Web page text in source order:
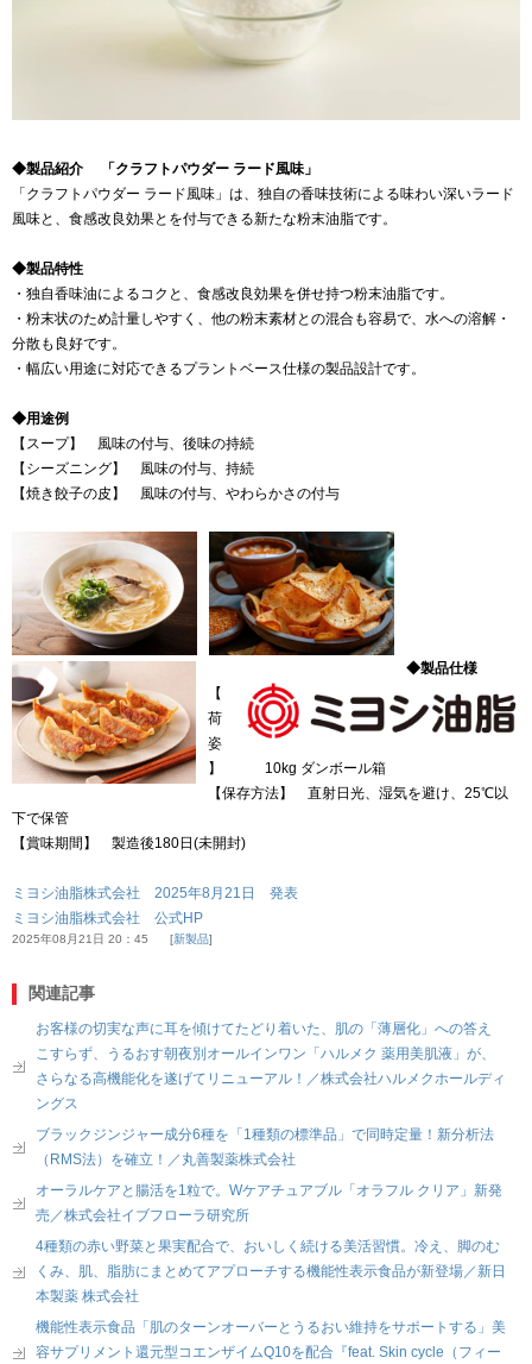
◆製品紹介 「クラフトパウダー ラード風味」
「クラフトパウダー ラード風味」は、独自の香味技術による味わい深いラード
風味と、食感改良効果とを付与できる新たな粉末油脂です。
◆製品特性
・独自香味油によるコクと、食感改良効果を併せ持つ粉末油脂です。
・粉末状のため計量しやすく、他の粉末素材との混合も容易で、水への溶解・
分散も良好です。
・幅広い用途に対応できるプラントベース仕様の製品設計です。
◆用途例
【スープ】 風味の付与、後味の持続
【シーズニング】 風味の付与、持続
【焼き餃子の皮】 風味の付与、やわらかさの付与
◆製品仕様
【
荷
姿
】 10kg ダンボール箱
【保存方法】 直射日光、湿気を避け、25℃以
下で保管
【賞味期間】 製造後180日(未開封)
ミヨシ油脂株式会社 2025年8月21日 発表
ミヨシ油脂株式会社 公式HP
2025年08月21日 20：45 新製品
関連記事
お客様の切実な声に耳を傾けてたどり着いた、肌の「薄層化」への答え
こすらず、うるおす朝夜別オールインワン「ハルメク 薬用美肌液」が、
さらなる高機能化を遂げてリニューアル！／株式会社ハルメクホールディ
ングス
ブラックジンジャー成分6種を「1種類の標準品」で同時定量！新分析法
（RMS法）を確立！／丸善製薬株式会社
オーラルケアと腸活を1粒で。Wケアチュアブル「オラフル クリア」新発
売／株式会社イブフローラ研究所
4種類の赤い野菜と果実配合で、おいしく続ける美活習慣。冷え、脚のむ
くみ、肌、脂肪にまとめてアプローチする機能性表示食品が新登場／新日
本製薬 株式会社
機能性表示食品「肌のターンオーバーとうるおい維持をサポートする」美
容サプリメント還元型コエンザイムQ10を配合『feat. Skin cycle（フィー